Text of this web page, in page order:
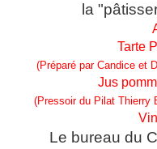
la
Tarte
(Préparé par Candice et
Jus
(Pressoir du Pilat Thierry
Le bureau du